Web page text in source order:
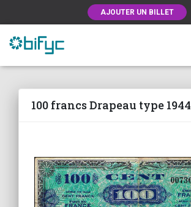
AJOUTER UN BILLET
100 francs Drapeau type 1944